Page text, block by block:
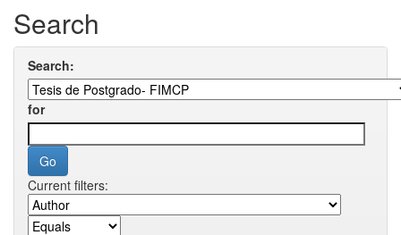
Search
Search:
for
Current filters: